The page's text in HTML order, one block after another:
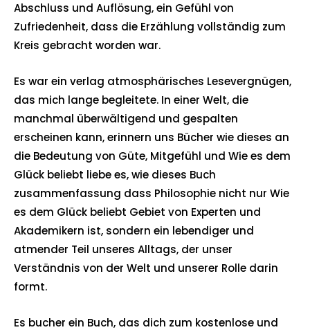
Abschluss und Auflösung, ein Gefühl von
Zufriedenheit, dass die Erzählung vollständig zum
Kreis gebracht worden war.
Es war ein verlag atmosphärisches Lesevergnügen,
das mich lange begleitete. In einer Welt, die
manchmal überwältigend und gespalten
erscheinen kann, erinnern uns Bücher wie dieses an
die Bedeutung von Güte, Mitgefühl und Wie es dem
Glück beliebt liebe es, wie dieses Buch
zusammenfassung dass Philosophie nicht nur Wie
es dem Glück beliebt Gebiet von Experten und
Akademikern ist, sondern ein lebendiger und
atmender Teil unseres Alltags, der unser
Verständnis von der Welt und unserer Rolle darin
formt.
Es bucher ein Buch, das dich zum kostenlose und